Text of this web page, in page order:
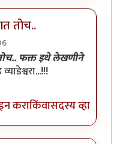
तोच..
गुरुजी हीbyमस्त कलंदर
फक्त इथे लेखणीने
कराकिंवासदस्य व्हा